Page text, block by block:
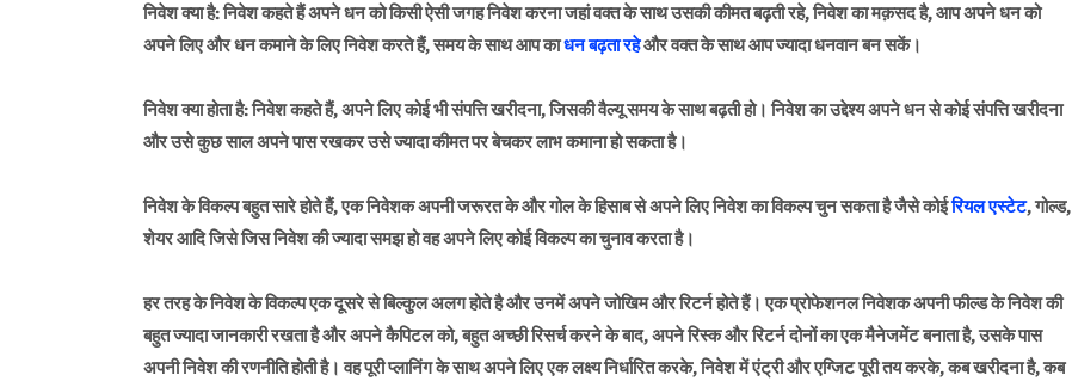
निवेश क्या है: निवेश कहते हैं अपने धन को किसी ऐसी जगह निवेश करना जहां वक्त के साथ उसकी कीमत बढ़ती रहे, निवेश का मक़सद है, आप अपने धन को
अपने लिए और धन कमाने के लिए निवेश करते हैं, समय के साथ आप काधन बढ़ता रहेऔर वक्त के साथ आप ज्यादा धनवान बन सकें।
निवेश क्या होता है: निवेश कहते हैं, अपने लिए कोई भी संपत्ति खरीदना, जिसकी वैल्यू समय के साथ बढ़ती हो। निवेश का उद्देश्य अपने धन से कोई संपत्ति खरीदना
और उसे कुछ साल अपने पास रखकर उसे ज्यादा कीमत पर बेचकर लाभ कमाना हो सकता है।
निवेश के विकल्प बहुत सारे होते हैं, एक निवेशक अपनी जरूरत के और गोल के हिसाब से अपने लिए निवेश का विकल्प चुन सकता है जैसे कोईरियल एस्टेट, गोल्ड,
शेयर आदि जिसे जिस निवेश की ज्यादा समझ हो वह अपने लिए कोई विकल्प का चुनाव करता है।
हर तरह के निवेश के विकल्प एक दूसरे से बिल्कुल अलग होते है और उनमें अपने जोखिम और रिटर्न होते हैं। एक प्रोफेशनल निवेशक अपनी फील्ड के निवेश की
बहुत ज्यादा जानकारी रखता है और अपने कैपिटल को, बहुत अच्छी रिसर्च करने के बाद, अपने रिस्क और रिटर्न दोनों का एक मैनेजमेंट बनाता है, उसके पास
अपनी निवेश की रणनीति होती है। वह पूरी प्लानिंग के साथ अपने लिए एक लक्ष्य निर्धारित करके, निवेश में एंट्री और एग्जिट पूरी तय करके, कब खरीदना है, कब